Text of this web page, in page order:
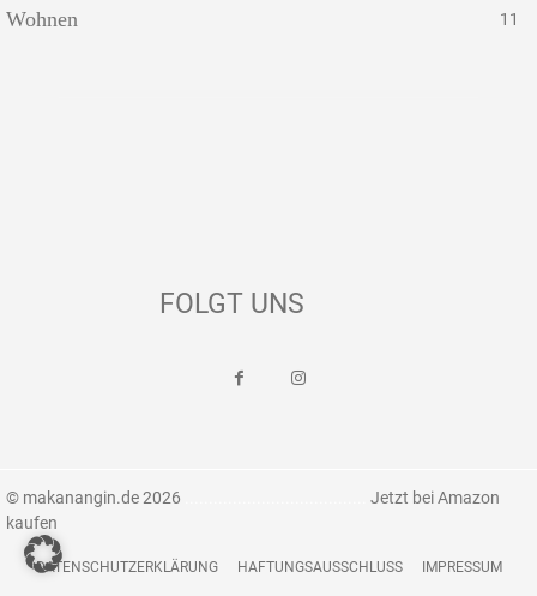
Wohnen 11
FOLGT UNS
© makanangin.de 2026
Jetzt bei Amazon
kaufen
DATENSCHUTZERKLÄRUNG HAFTUNGSAUSSCHLUSS IMPRESSUM